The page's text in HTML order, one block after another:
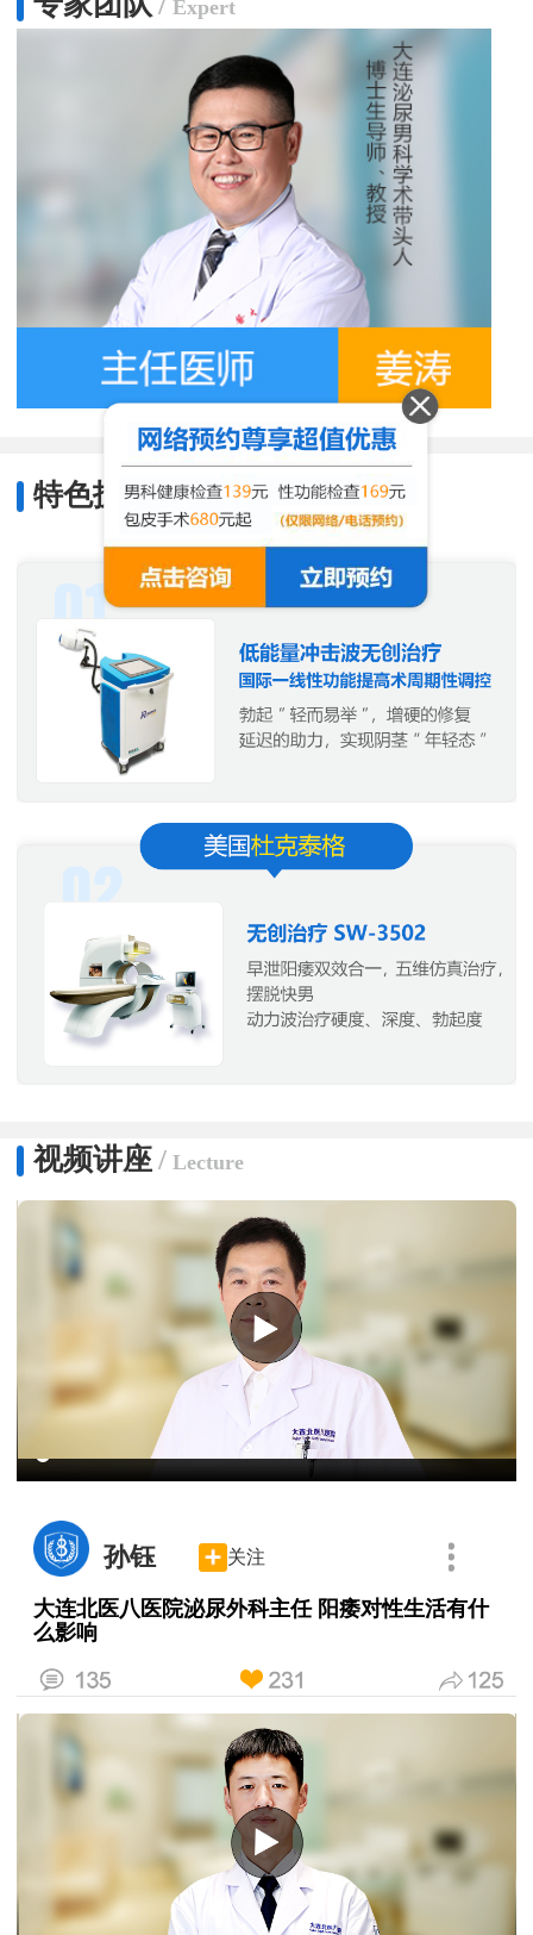
Expert
特色技术/Characteristic
视频讲座/ Lecture
孙钰 关注
大连北医八医院泌尿外科主任 阳痿对性生活有什
么影响